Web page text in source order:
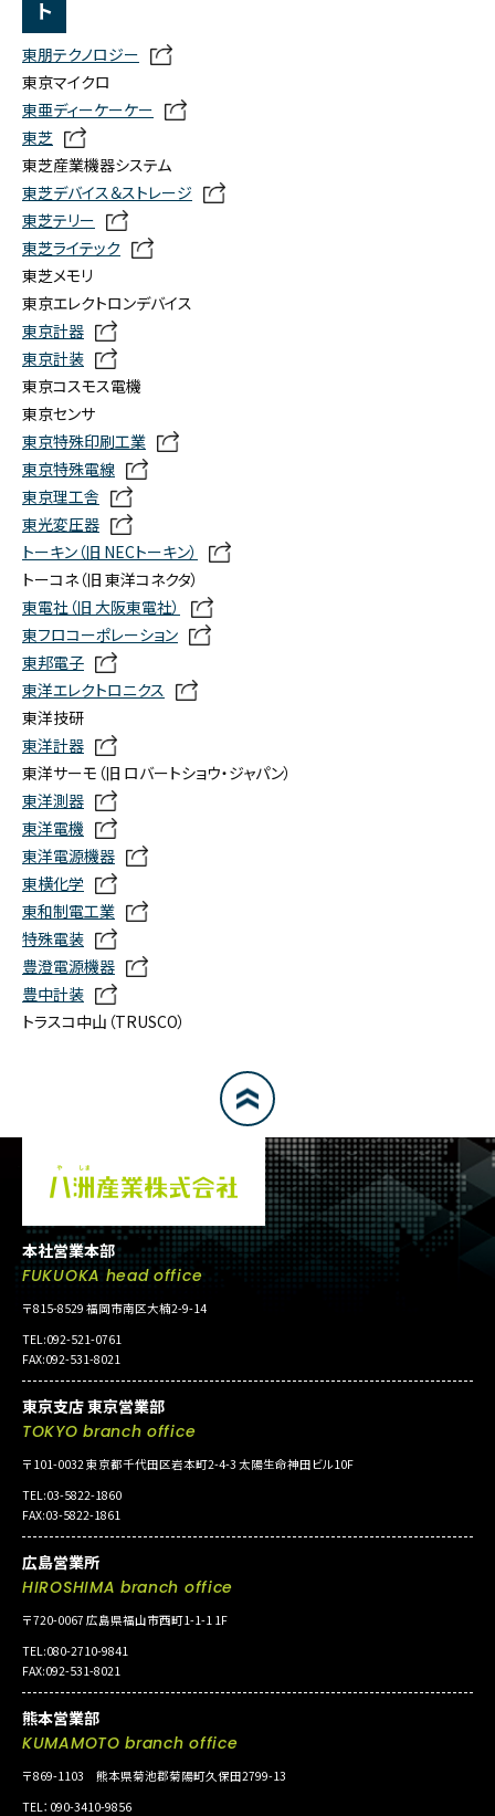
ト
東朋テクノロジー
東京マイクロ
東亜ディーケーケー
東芝
東芝産業機器システム
東芝デバイス＆ストレージ
東芝テリー
東芝ライテック
東芝メモリ
東京エレクトロンデバイス
東京計器
東京計装
東京コスモス電機
東京センサ
東京特殊印刷工業
東京特殊電線
東京理工舎
東光変圧器
トーキン（旧 NECトーキン）
トーコネ（旧 東洋コネクタ）
東電社（旧 大阪東電社）
東フロコーポレーション
東邦電子
東洋エレクトロニクス
東洋技研
東洋計器
東洋サーモ（旧 ロバートショウ・ジャパン）
東洋測器
東洋電機
東洋電源機器
東横化学
東和制電工業
特殊電装
豊澄電源機器
豊中計装
トラスコ中山（TRUSCO）
本社営業本部
FUKUOKA head office
〒815-8529 福岡市南区大楠2-9-14
TEL:092-521-0761
FAX:092-531-8021
東京支店 東京営業部
TOKYO branch office
〒101-0032 東京都千代田区岩本町2-4-3 太陽生命神田ビル10F
TEL:03-5822-1860
FAX:03-5822-1861
広島営業所
HIROSHIMA branch office
〒720-0067 広島県福山市西町1-1-1 1F
TEL:080-2710-9841
FAX:092-531-8021
熊本営業部
KUMAMOTO branch office
〒869-1103 熊本県菊池郡菊陽町久保田2799-13
TEL：090-3410-9856